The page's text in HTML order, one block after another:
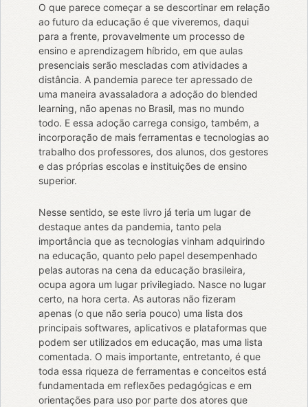
O que parece começar a se descortinar em relação
ao futuro da educação é que viveremos, daqui
para a frente, provavelmente um processo de
ensino e aprendizagem híbrido, em que aulas
presenciais serão mescladas com atividades a
distância. A pandemia parece ter apressado de
uma maneira avassaladora a adoção do blended
learning, não apenas no Brasil, mas no mundo
todo. E essa adoção carrega consigo, também, a
incorporação de mais ferramentas e tecnologias ao
trabalho dos professores, dos alunos, dos gestores
e das próprias escolas e instituições de ensino
superior.
Nesse sentido, se este livro já teria um lugar de
destaque antes da pandemia, tanto pela
importância que as tecnologias vinham adquirindo
na educação, quanto pelo papel desempenhado
pelas autoras na cena da educação brasileira,
ocupa agora um lugar privilegiado. Nasce no lugar
certo, na hora certa. As autoras não fizeram
apenas (o que não seria pouco) uma lista dos
principais softwares, aplicativos e plataformas que
podem ser utilizados em educação, mas uma lista
comentada. O mais importante, entretanto, é que
toda essa riqueza de ferramentas e conceitos está
fundamentada em reflexões pedagógicas e em
orientações para uso por parte dos atores que